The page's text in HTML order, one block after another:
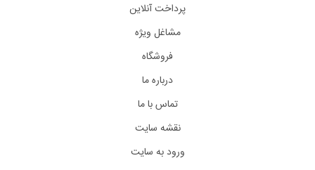
پرداخت آنلاین
مشاغل ویژه
فروشگاه
درباره ما
تماس با ما
نقشه سایت
ورود به سایت